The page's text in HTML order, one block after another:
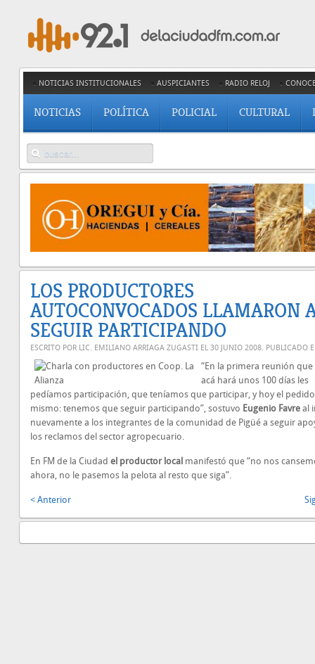
NOTICIAS INSTITUCIONALES AUSPICIANTES RADIO RELOJ
NOTICIAS POLÍTICA POLICIAL CULTURAL
LOS PRODUCTORES
AUTOCONVOCADOS LLAMARON
SEGUIR PARTICIPANDO
ESCRITO POR LIC. EMILIANO ARRIAGA ZUGASTI EL 30 JUNIO 2008. PUBLICADO
“En la primera reunión
acá hará unos 100 días les
pedíamos participación, que teníamos que participar, y hoy el
mismo: tenemos que seguir participando”, sostuvo Eugenio Favre al
nuevamente a los integrantes de la comunidad de Pigüé a seguir
los reclamos del sector agropecuario.
En FM de la Ciudad el productor local manifestó que “no nos
ahora, no le pasemos la pelota al resto que siga”.
< Anterior